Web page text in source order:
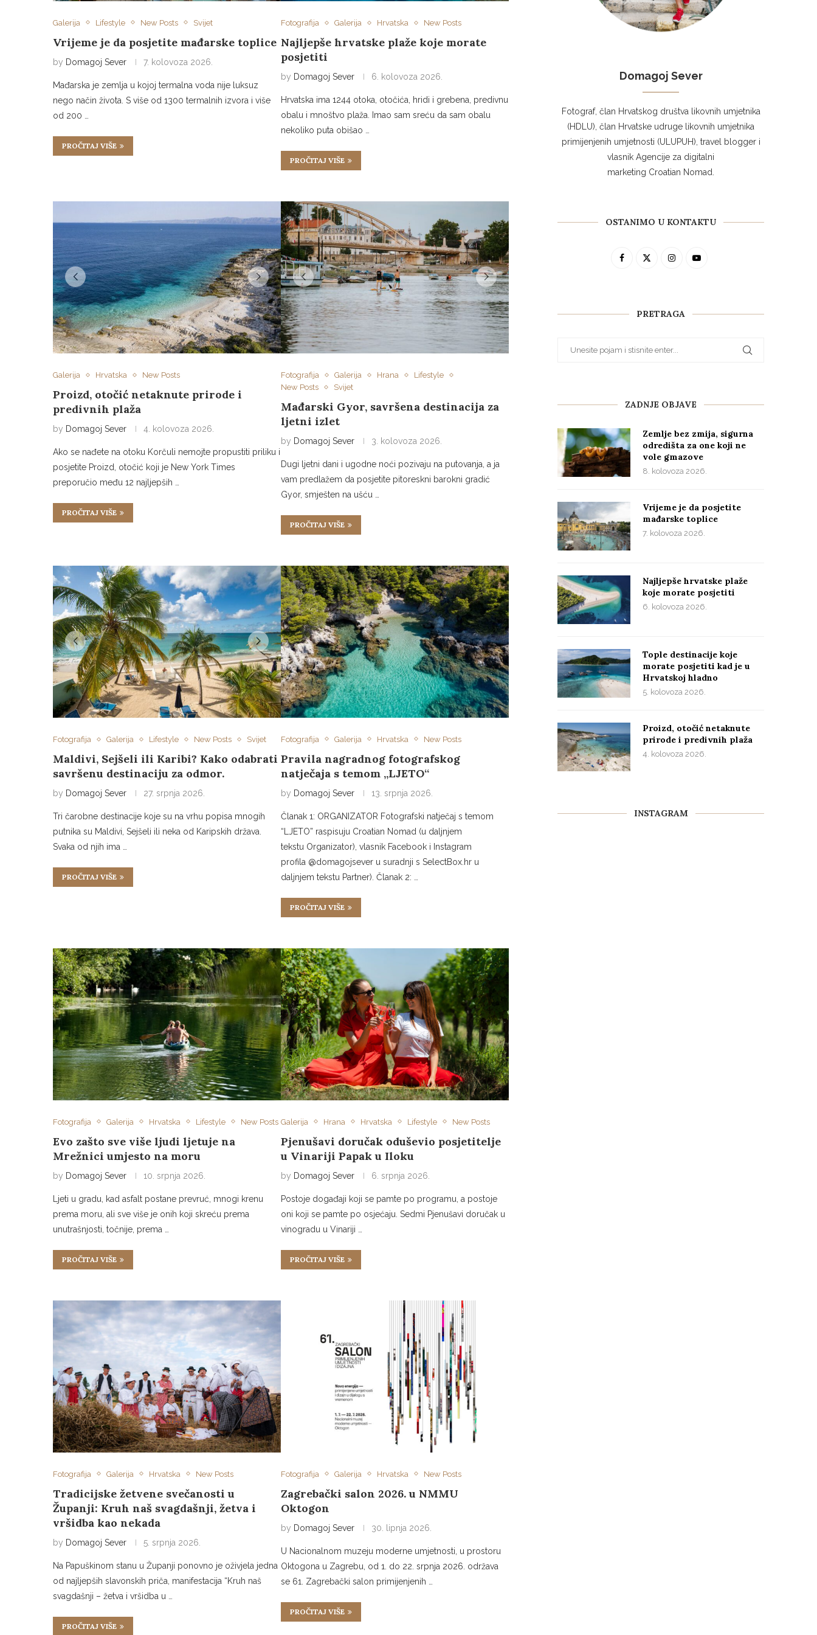
Galerija Lifestyle New Posts Svijet
Vrijeme je da posjetite mađarske toplice
by Domagoj Sever 7. kolovoza 2026.
Mađarska je zemlja u kojoj termalna voda nije luksuz
nego način života. S više od 1300 termalnih izvora i više
od 200 …
PROČITAJ VIŠE
Fotografija Galerija Hrvatska New Posts
Najljepše hrvatske plaže koje morate
posjetiti
by Domagoj Sever 6. kolovoza 2026.
Hrvatska ima 1244 otoka, otočića, hridi i grebena, predivnu
obalu i mnoštvo plaža. Imao sam sreću da sam obalu
nekoliko puta obišao …
PROČITAJ VIŠE
Galerija Hrvatska New Posts
Proizd, otočić netaknute prirode i
predivnih plaža
by Domagoj Sever 4. kolovoza 2026.
Ako se nađete na otoku Korčuli nemojte propustiti priliku i
posjetite Proizd, otočić koji je New York Times
preporučio među 12 najljepših …
PROČITAJ VIŠE
Fotografija Galerija Hrana
Lifestyle
New Posts
Svijet
Mađarski Gyor, savršena destinacija za
ljetni izlet
by Domagoj Sever 3. kolovoza 2026.
Dugi ljetni dani i ugodne noći pozivaju na putovanja, a ja
vam predlažem da posjetite pitoreskni barokni gradić
Gyor, smješten na ušću …
PROČITAJ VIŠE
Fotografija Galerija Lifestyle New Posts Svijet
Maldivi, Sejšeli ili Karibi? Kako odabrati
savršenu destinaciju za odmor.
by Domagoj Sever 27. srpnja 2026.
Tri čarobne destinacije koje su na vrhu popisa mnogih
putnika su Maldivi, Sejšeli ili neka od Karipskih država.
Svaka od njih ima …
PROČITAJ VIŠE
Fotografija Galerija Hrvatska New Posts
Pravila nagradnog fotografskog
natječaja s temom „LJETO“
by Domagoj Sever 13. srpnja 2026.
Članak 1: ORGANIZATOR Fotografski natječaj s temom
“LJETO” raspisuju Croatian Nomad (u daljnjem
tekstu Organizator), vlasnik Facebook i Instagram
profila @domagojsever u suradnji s SelectBox.hr u
daljnjem tekstu Partner). Članak 2: …
PROČITAJ VIŠE
Fotografija Galerija Hrvatska Lifestyle New Posts
Evo zašto sve više ljudi ljetuje na
Mrežnici umjesto na moru
by Domagoj Sever 10. srpnja 2026.
Ljeti u gradu, kad asfalt postane prevruć, mnogi krenu
prema moru, ali sve više je onih koji skreću prema
unutrašnjosti, točnije, prema …
PROČITAJ VIŠE
Galerija Hrana Hrvatska Lifestyle New Posts
Pjenušavi doručak oduševio posjetitelje
u Vinariji Papak u Iloku
by Domagoj Sever 6. srpnja 2026.
Postoje događaji koji se pamte po programu, a postoje
oni koji se pamte po osjećaju. Sedmi Pjenušavi doručak u
vinogradu u Vinariji …
PROČITAJ VIŠE
Fotografija Galerija Hrvatska New Posts
Tradicijske žetvene svečanosti u
Županji: Kruh naš svagdašnji, žetva i
vršidba kao nekada
by Domagoj Sever 5. srpnja 2026.
Na Papuškinom stanu u Županji ponovno je oživjela jedna
od najljepših slavonskih priča, manifestacija “Kruh naš
svagdašnji – žetva i vršidba u …
PROČITAJ VIŠE
Fotografija Galerija Hrvatska New Posts
Zagrebački salon 2026. u NMMU
Oktogon
by Domagoj Sever 30. lipnja 2026.
U Nacionalnom muzeju moderne umjetnosti, u prostoru
Oktogona u Zagrebu, od 1. do 22. srpnja 2026. održava
se 61. Zagrebački salon primijenjenih …
PROČITAJ VIŠE
Domagoj Sever
Fotograf, član Hrvatskog društva likovnih umjetnika
(HDLU), član Hrvatske udruge likovnih umjetnika
primijenjenih umjetnosti (ULUPUH), travel blogger i
vlasnik Agencije za digitalni
marketing Croatian Nomad.
OSTANIMO U KONTAKTU
PRETRAGA
ZADNJE OBJAVE
Zemlje bez zmija, sigurna
odredišta za one koji ne
vole gmazove
8. kolovoza 2026.
Vrijeme je da posjetite
mađarske toplice
7. kolovoza 2026.
Najljepše hrvatske plaže
koje morate posjetiti
6. kolovoza 2026.
Tople destinacije koje
morate posjetiti kad je u
Hrvatskoj hladno
5. kolovoza 2026.
Proizd, otočić netaknute
prirode i predivnih plaža
4. kolovoza 2026.
INSTAGRAM